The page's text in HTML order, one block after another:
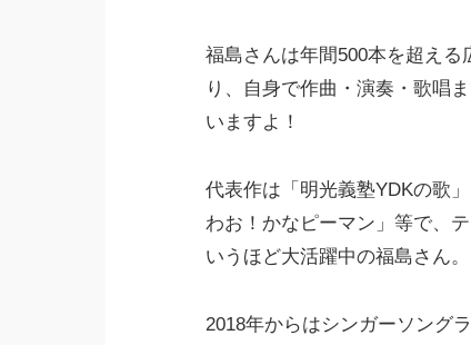
福島さんは年間500本を超え
り、自身で作曲・演奏・歌唱
いますよ！
代表作は「明光義塾YDKの歌
わお！かなピーマン」等で、
いうほど大活躍中の福島さん。
2018年からはシンガーソング